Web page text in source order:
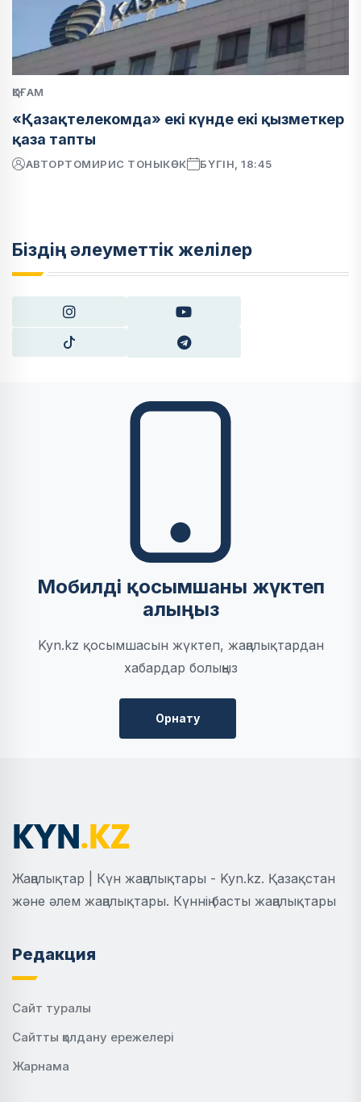
ҚОҒАМ
«Қазақтелекомда» екі күнде екі қызметкер
қаза тапты
АВТОРТОМИРИС ТОНЫКӨК БҮГІН, 18:45
Біздің әлеуметтік желілер
Мобилді қосымшаны жүктеп
алыңыз
Kyn.kz қосымшасын жүктеп, жаңалықтардан
хабардар болыңыз
Орнату
Жаңалықтар | Күн жаңалықтары - Kyn.kz. Қазақстан
және әлем жаңалықтары. Күннің басты жаңалықтары
Редакция
Сайт туралы
Сайтты қолдану ережелері
Жарнама